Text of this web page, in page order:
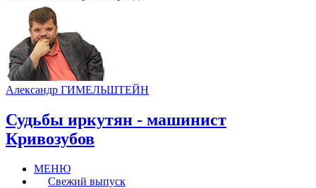
Александр ГИМЕЛЬШТЕЙН
Судьбы иркутян - машинист
Кривозубов
МЕНЮ
Свежий выпуск